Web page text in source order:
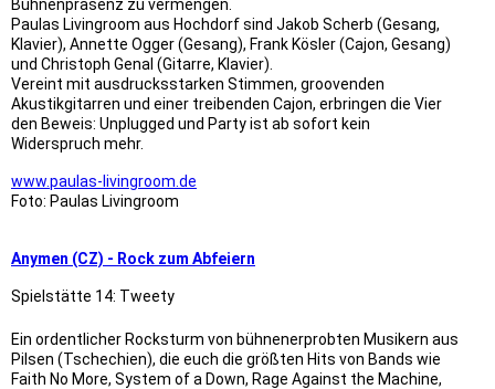
Bühnenpräsenz zu vermengen.
Paulas Livingroom aus Hochdorf sind Jakob Scherb (Gesang,
Klavier), Annette Ogger (Gesang), Frank Kösler (Cajon, Gesang)
und Christoph Genal (Gitarre, Klavier).
Vereint mit ausdrucksstarken Stimmen, groovenden
Akustikgitarren und einer treibenden Cajon, erbringen die Vier
den Beweis: Unplugged und Party ist ab sofort kein
Widerspruch mehr.
www.paulas-livingroom.de
Foto: Paulas Livingroom
Anymen (CZ) - Rock zum Abfeiern
Spielstätte 14: Tweety
Ein ordentlicher Rocksturm von bühnenerprobten Musikern aus
Pilsen (Tschechien), die euch die größten Hits von Bands wie
Faith No More, System of a Down, Rage Against the Machine,